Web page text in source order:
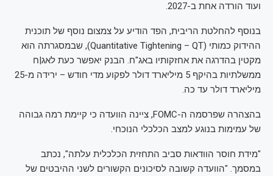
ועוד הורדה אחת ב-2027.
בנוסף להחלטת הריבית, הפד הודיע על צמצום נוסף של תוכנית
ההידוק כמותי (Quantitative Tightening – QT), שבמסגרתה הוא
מקטין בהדרגה את אחזקותיו באג"ח. הבנק יאפשר כעת לאג|ח
ממשלתיות בהיקף 5 מיליארד דולר לפקוע מדי חודש – ירידה מ-25
מיליארד דולר עד כה.
בהצהרה שפרסמה ה-FOMC, ציינה הוועדה כי קיימת רמה גבוהה
של עמימות בנוגע למצב הכלכלי הנוכחי.
"מידת חוסר הוודאות סביב התחזית הכלכלית עלתה", נכתב
במסמך. "הוועדה קשובה לסיכונים הקשורים לשני ההיבטים של